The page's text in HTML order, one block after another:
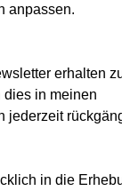
anpassen.
erhalten
dies in meinen
jederzeit
in die